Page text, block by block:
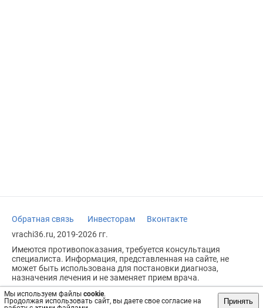
Мы используем файлы cookie.
Продолжая использовать сайт, вы даете свое согласие на
Принять
Обратная связь Инвесторам
Вконтакте
vrachi36.ru, 2019-2026 гг.
Имеются противопоказания, требуется консультация
специалиста. Информация, представленная на сайте, не
может быть использована для постановки диагноза,
назначения лечения и не заменяет прием врача.
Возрастное ограничение: 18+